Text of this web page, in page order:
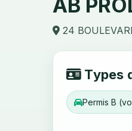
AB
24
Types
Permis B